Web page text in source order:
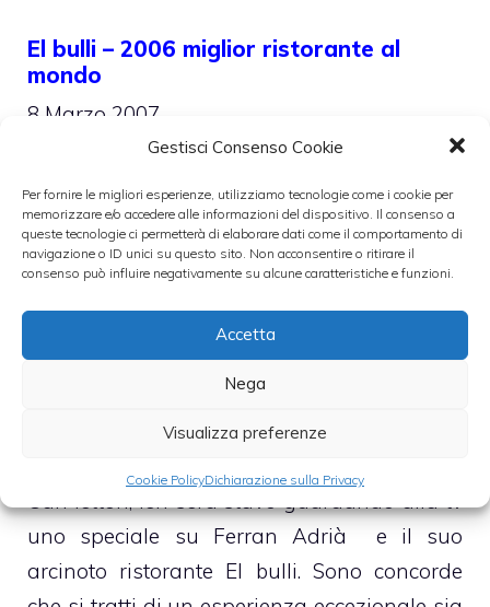
Gestisci Consenso Cookie
Per fornire le migliori esperienze, utilizziamo tecnologie come i cookie per
memorizzare e/o accedere alle informazioni del dispositivo. Il consenso a
queste tecnologie ci permetterà di elaborare dati come il comportamento di
navigazione o ID unici su questo sito. Non acconsentire o ritirare il
consenso può influire negativamente su alcune caratteristiche e funzioni.
Accetta
Nega
Visualizza preferenze
Cookie PolicyDichiarazione sulla Privacy
El bulli – 2006 miglior ristorante al
mondo
8 Marzo 2007
Cari lettori, ieri sera stavo guardando alla tv
uno speciale su Ferran Adrià e il suo
arcinoto ristorante El bulli. Sono concorde